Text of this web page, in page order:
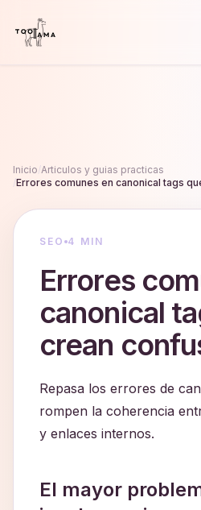
Inicio Articulos y guias practicas
Errores comunes en canonical tags
SEO 4 MIN
Errores
canonical
crean
Repasa los errores de
rompen la coherencia
y enlaces internos.
El mayor